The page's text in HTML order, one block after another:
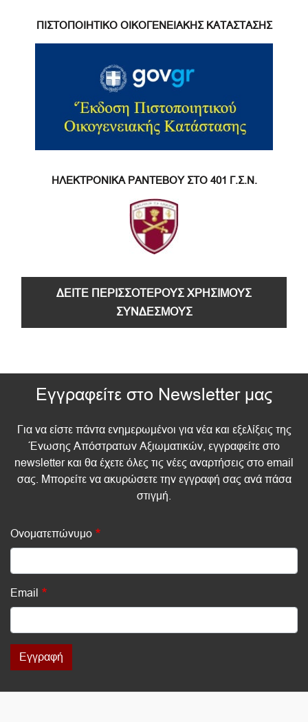
ΠΙΣΤΟΠΟΙΗΤΙΚΟ ΟΙΚΟΓΕΝΕΙΑΚΗΣ ΚΑΤΑΣΤΑΣΗΣ
ΗΛΕΚΤΡΟΝΙΚΑ ΡΑΝΤΕΒΟΥ ΣΤΟ 401 Γ.Σ.Ν.
ΔΕΙΤΕ ΠΕΡΙΣΣΟΤΕΡΟΥΣ ΧΡΗΣΙΜΟΥΣ
ΣΥΝΔΕΣΜΟΥΣ
Εγγραφείτε στο Newsletter μας
Για να είστε πάντα ενημερωμένοι για νέα και εξελίξεις της
Ένωσης Απόστρατων Αξιωματικών, εγγραφείτε στο
newsletter και θα έχετε όλες τις νέες αναρτήσεις στο email
σας. Μπορείτε να ακυρώσετε την εγγραφή σας ανά πάσα
στιγμή.
Ονοματεπώνυμο
Email
Εγγραφή